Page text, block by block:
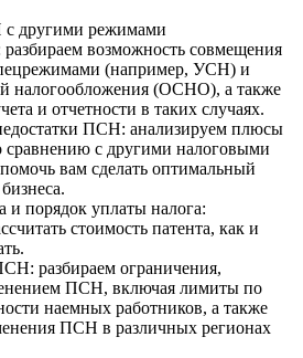
другими режимами
возможность совмещения
(например, УСН) и
налогообложения (ОСНО), а также
и отчетности в таких случаях.
ПСН: анализируем плюсы
с другими налоговыми
вам сделать оптимальный
и порядок уплаты налога:
стоимость патента, как и
разбираем ограничения,
ПСН, включая лимиты по
наемных работников, а также
ПСН в различных регионах